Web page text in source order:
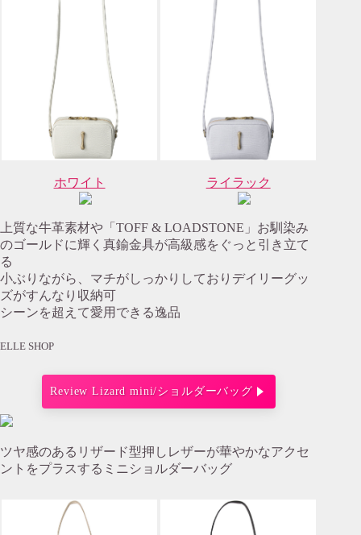
ホワイト ライラック
上質な牛革素材や「TOFF & LOADSTONE」お馴染み
のゴールドに輝く真鍮金具が高級感をぐっと引き立て
る
小ぶりながら、マチがしっかりしておりデイリーグッ
ズがすんなり収納可
シーンを超えて愛用できる逸品
ELLE SHOP
Review Lizard mini/ショルダーバッグ
ツヤ感のあるリザード型押しレザーが華やかなアクセ
ントをプラスするミニショルダーバッグ